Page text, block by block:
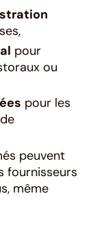
pour
ou
pour les
peuvent
fournisseurs
même